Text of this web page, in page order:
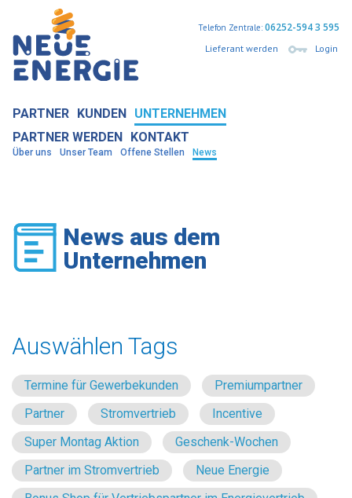
Lieferant werden Login
Telefon Zentrale:06252-594 3 595
PARTNER KUNDEN UNTERNEHMEN
Über uns Unser Team Offene Stellen News
PARTNER WERDEN KONTAKT
News aus dem
Unternehmen
Auswählen Tags
Termine für Gewerbekunden
Premiumpartner
Partner
Stromvertrieb
Incentive
Super Montag Aktion
Geschenk-Wochen
Partner im Stromvertrieb
Neue Energie